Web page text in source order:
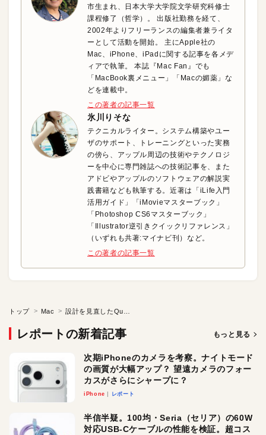
市生まれ、日本大学大学院文学研究科修士
課程修了（哲学）。 出版社勤務を経て、
2002年よりフリーランスの編集者兼ライタ
ーとして活動を開始。 主にApple社の
Mac、iPhone、iPadに関する記事を各メデ
ィアで執筆。 本誌『Mac Fan』でも
「MacBook裏メニュー」「Macの媚薬」な
どを連載中。
この著者の記事一覧
氷川りそな
テクニカルライター。システム構築やユー
ザのサポート、トレーニングといった実務
の傍ら、アップル周辺の技術やテクノロジ
ーを中心に専門雑誌への技術記事を、また
アドビやアップルのソフトウェアの解説実
践書籍なども執筆する。近著は「iLife入門
活用ガイド」「iMovieマスターブック」
「Photoshop CS6マスターブック」
「Illustrator逆引きクイックリファレンス」
（いずれも共著:マイナビ刊）など。
この著者の記事一覧
トップ Mac
レポートの新着記事 もっと見る
次期iPhoneのカメラを考察。ナイトモード
の画質が大幅アップ？ 望遠カメラのフォー
カスがさらにシャープに？
iPhone レポート
半信半疑。100均・Seria（セリア）の60W
対応USB-Cケーブルの性能を検証。超コス